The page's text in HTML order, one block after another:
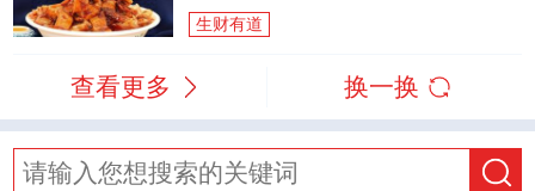
生财有道
查看更多 换一换